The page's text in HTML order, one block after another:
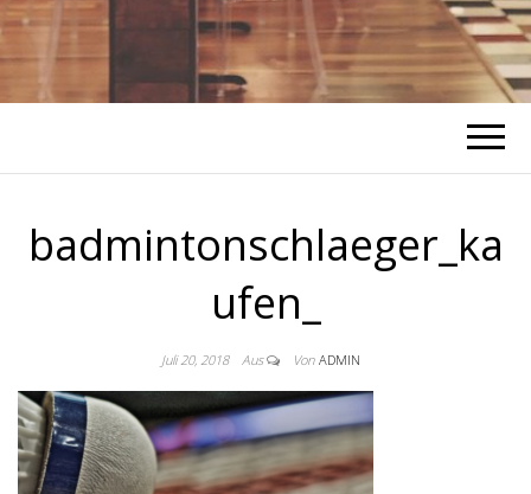
badmintonschlaeger_ka
ufen_
Juli 20, 2018 Aus Von ADMIN